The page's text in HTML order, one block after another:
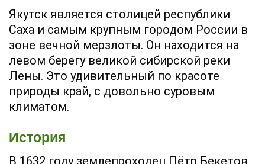
Якутск является столицей республики
Саха и самым крупным городом России в
зоне вечной мерзлоты. Он находится на
левом берегу великой сибирской реки
Лены. Это удивительный по красоте
природы край, с довольно суровым
климатом.
История
В 1632 году землепроходец Пётр Бекетов